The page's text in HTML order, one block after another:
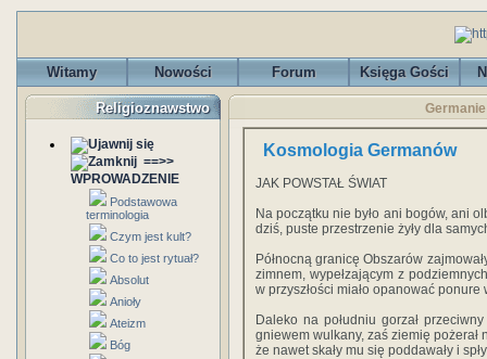
Witamy Nowości Forum Księga Gości
Religioznawstwo
==>>
WPROWADZENIE
Podstawowa
terminologia
Czym jest kult?
Co to jest rytuał?
Absolut
Anioły
Ateizm
Bóg
Kosmologia Germanów
JAK POWSTAŁ ŚWIAT
Na początku nie było ani bogów, ani
dziś, puste przestrzenie żyły dla
Północną granicę Obszarów
zimnem, wypełzającym z
w przyszłości miało opanować ponure
Daleko na południu gorzał
gniewem wulkany, zaś ziemię pożerał
że nawet skały mu się poddawały i